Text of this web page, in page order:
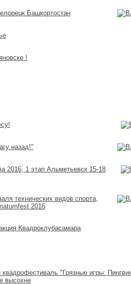
Башкортостан
!
назад!"
2016, 1 этап Альметьевск 15-18
технических видов спорта,
2016
Квадроклубасамара
"Грязные игры:
высохне